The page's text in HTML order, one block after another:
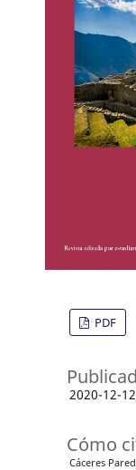
PDF
2020-12-12
Cómo
Cáceres